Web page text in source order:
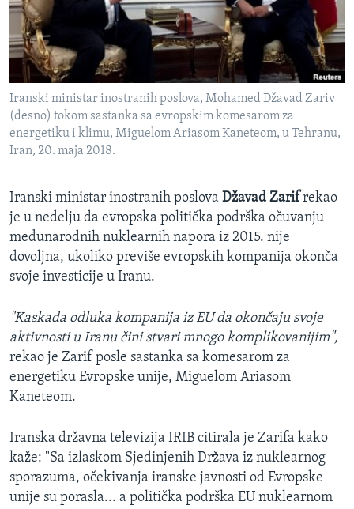
SPORT
INTERVJU
Iranski ministar inostranih poslova, Mohamed Džavad Zariv
(desno) tokom sastanka sa evropskim komesarom za
energetiku i klimu, Miguelom Ariasom Kaneteom, u Tehranu,
Iran, 20. maja 2018.
Iranski ministar inostranih poslova Džavad Zarifrekao
je u nedelju da evropska politička podrška očuvanju
međunarodnih nuklearnih napora iz 2015. nije
dovoljna, ukoliko previše evropskih kompanija okonča
svoje investicije u Iranu.
"Kaskada odluka kompanija iz EU da okončaju svoje
aktivnosti u Iranu čini stvari mnogo komplikovanijim",
rekao je Zarif posle sastanka sa komesarom za
energetiku Evropske unije, Miguelom Ariasom
Kaneteom.
Iranska državna televizija IRIB citirala je Zarifa kako
kaže: "Sa izlaskom Sjedinjenih Država iz nuklearnog
sporazuma, očekivanja iranske javnosti od Evropske
unije su porasla... a politička podrška EU nuklearnom